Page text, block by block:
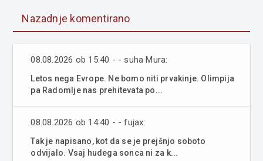
Nazadnje komentirano
08.08.2026 ob 15:40 - - suha Mura:
Letos nega Evrope. Ne bomo niti prvakinje. Olimpija
pa Radomlje nas prehitevata po...
08.08.2026 ob 14:40 - - fujax:
Tak je napisano, kot da se je prejšnjo soboto
odvijalo. Vsaj hudega sonca ni za k...